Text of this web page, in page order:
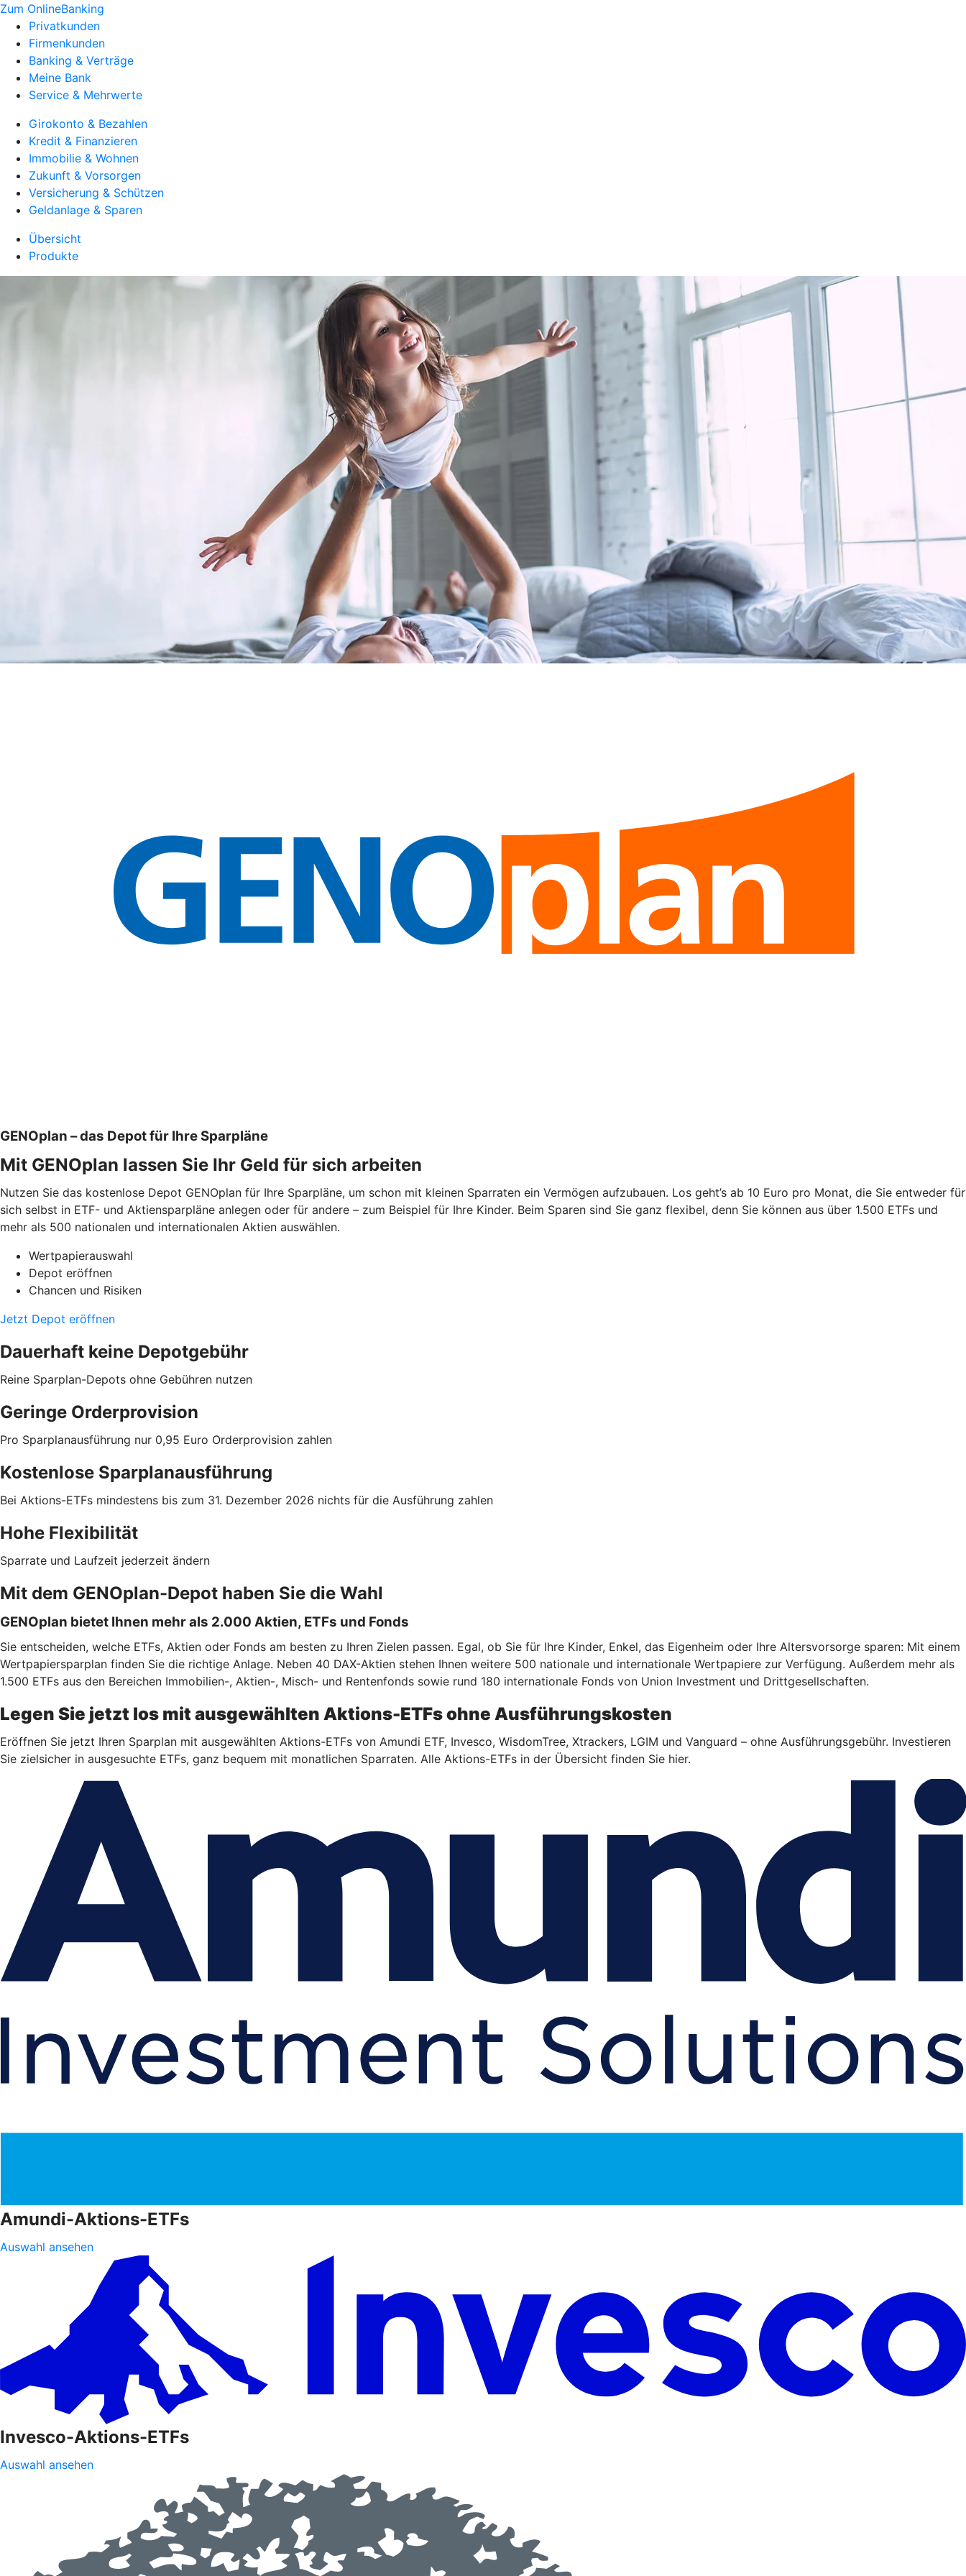
Zum OnlineBanking
Privatkunden
Firmenkunden
Banking & Verträge
Meine Bank
Service & Mehrwerte
Girokonto & Bezahlen
Kredit & Finanzieren
Immobilie & Wohnen
Zukunft & Vorsorgen
Versicherung & Schützen
Geldanlage & Sparen
Übersicht
Produkte
GENOplan – das Depot für Ihre Sparpläne
Mit GENOplan lassen Sie Ihr Geld für sich arbeiten
Nutzen Sie das kostenlose Depot GENOplan für Ihre Sparpläne, um schon mit kleinen Sparraten ein Vermögen aufzubauen. Los geht’s ab 10 Euro pro Monat, die Sie entweder für
sich selbst in ETF- und Aktiensparpläne anlegen oder für andere – zum Beispiel für Ihre Kinder. Beim Sparen sind Sie ganz flexibel, denn Sie können aus über 1.500 ETFs und
mehr als 500 nationalen und internationalen Aktien auswählen.
Wertpapierauswahl
Depot eröffnen
Chancen und Risiken
Jetzt Depot eröffnen
Dauerhaft keine Depotgebühr
Reine Sparplan-Depots ohne Gebühren nutzen
Geringe Orderprovision
Pro Sparplanausführung nur 0,95 Euro Orderprovision zahlen
Kostenlose Sparplanausführung
Bei Aktions-ETFs mindestens bis zum 31. Dezember 2026 nichts für die Ausführung zahlen
Hohe Flexibilität
Sparrate und Laufzeit jederzeit ändern
Mit dem GENOplan-Depot haben Sie die Wahl
GENOplan bietet Ihnen mehr als 2.000 Aktien, ETFs und Fonds
Sie entscheiden, welche ETFs, Aktien oder Fonds am besten zu Ihren Zielen passen. Egal, ob Sie für Ihre Kinder, Enkel, das Eigenheim oder Ihre Altersvorsorge sparen: Mit einem
Wertpapiersparplan finden Sie die richtige Anlage. Neben 40 DAX-Aktien stehen Ihnen weitere 500 nationale und internationale Wertpapiere zur Verfügung. Außerdem mehr als
1.500 ETFs aus den Bereichen Immobilien-, Aktien-, Misch- und Rentenfonds sowie rund 180 internationale Fonds von Union Investment und Drittgesellschaften.
Legen Sie jetzt los mit ausgewählten Aktions-ETFs ohne Ausführungskosten
Eröffnen Sie jetzt Ihren Sparplan mit ausgewählten Aktions-ETFs von Amundi ETF, Invesco, WisdomTree, Xtrackers, LGIM und Vanguard – ohne Ausführungsgebühr. Investieren
Sie zielsicher in ausgesuchte ETFs, ganz bequem mit monatlichen Sparraten. Alle Aktions-ETFs in der Übersicht finden Sie hier.
Amundi-Aktions-ETFs
Auswahl ansehen
Invesco-Aktions-ETFs
Auswahl ansehen